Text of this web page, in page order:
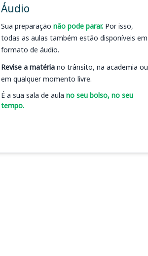
Áudio
Sua preparação não pode parar. Por isso,
todas as aulas também estão disponíveis em
formato de áudio.
Revise a matéria no trânsito, na academia ou
em qualquer momento livre.
É a sua sala de aula no seu bolso, no seu
tempo.